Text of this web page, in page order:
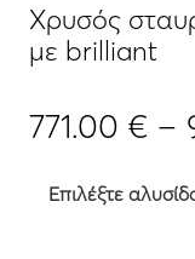
Χρυσός
με brilliant
771.00 € –
Επιλέξτε